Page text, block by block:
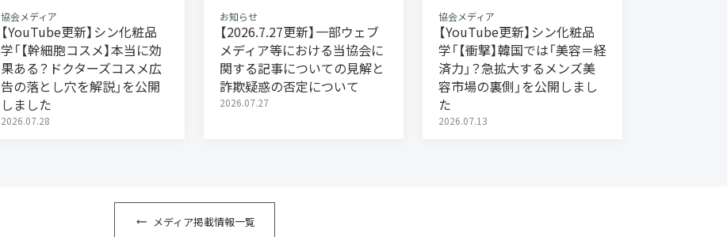
協会メディア
【YouTube更新】シン化粧品
学「【幹細胞コスメ】本当に効
果ある？ドクターズコスメ広
告の落とし穴を解説」を公開
しました
2026.07.28
お知らせ
【2026.7.27更新】一部ウェブ
メディア等における当協会に
関する記事についての見解と
詐欺疑惑の否定について
2026.07.27
協会メディア
【YouTube更新】シン化粧品
学「【衝撃】韓国では「美容＝経
済力」？急拡大するメンズ美
容市場の裏側」を公開しまし
た
2026.07.13
メディア掲載情報一覧